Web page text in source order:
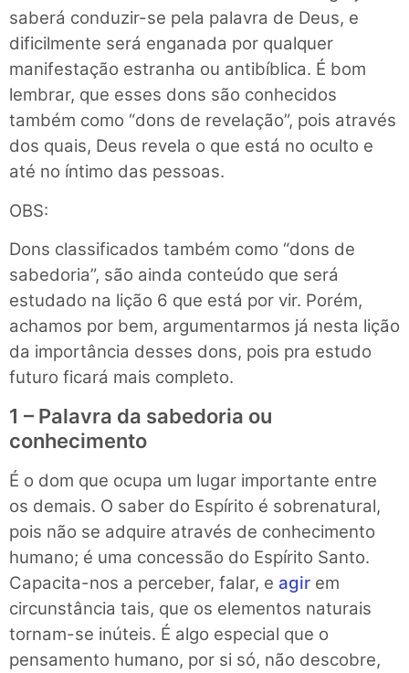
saberá conduzir-se pela palavra de Deus, e
dificilmente será enganada por qualquer
manifestação estranha ou antibíblica. É bom
lembrar, que esses dons são conhecidos
também como “dons de revelação”, pois através
dos quais, Deus revela o que está no oculto e
até no íntimo das pessoas.
OBS:
Dons classificados também como “dons de
sabedoria”, são ainda conteúdo que será
estudado na lição 6 que está por vir. Porém,
achamos por bem, argumentarmos já nesta lição
da importância desses dons, pois pra estudo
futuro ficará mais completo.
1 – Palavra da sabedoria ou
conhecimento
É o dom que ocupa um lugar importante entre
os demais. O saber do Espírito é sobrenatural,
pois não se adquire através de conhecimento
humano; é uma concessão do Espírito Santo.
Capacita-nos a perceber, falar, e agir em
circunstância tais, que os elementos naturais
tornam-se inúteis. É algo especial que o
pensamento humano, por si só, não descobre,